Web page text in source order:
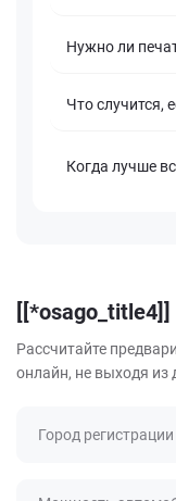
Нужно ли
Что случится,
Когда лучше
[[*osago_title4]]
Рассчитайте
онлайн, не выходя из
Город регистрации